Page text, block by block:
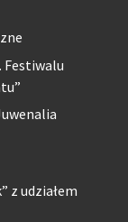
Festiwalu
z udziałem